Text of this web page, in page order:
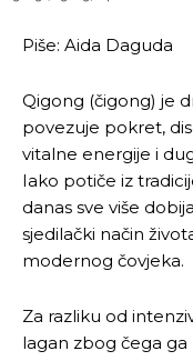
Piše: Aida Daguda
Qigong (čigong) je
povezuje pokret,
vitalne energije i
Iako potiče iz
danas sve više
sjedilački način
modernog čovjeka.
Za razliku od
lagan zbog čega